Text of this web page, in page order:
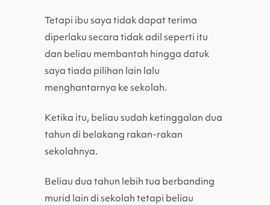
Tetapi ibu saya tidak dapat terima
diperlaku secara tidak adil seperti itu
dan beliau membantah hingga datuk
saya tiada pilihan lain lalu
menghantarnya ke sekolah.
Ketika itu, beliau sudah ketinggalan dua
tahun di belakang rakan-rakan
sekolahnya.
Beliau dua tahun lebih tua berbanding
murid lain di sekolah tetapi beliau